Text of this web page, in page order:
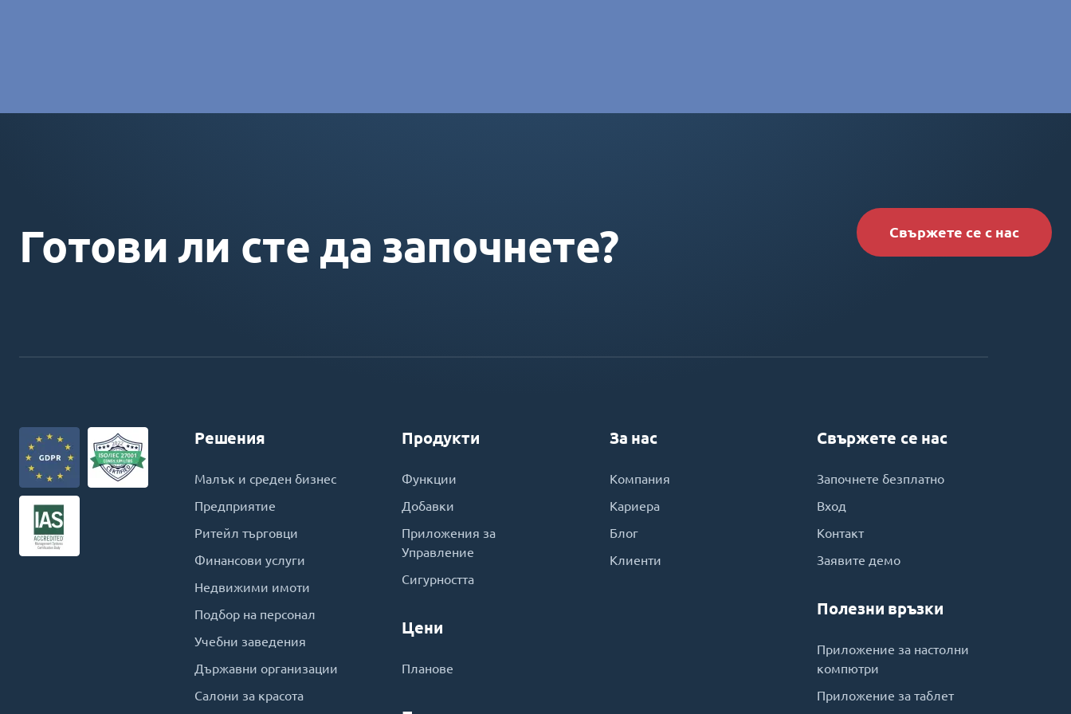
Готови ли сте да започнете? Свържете се с нас
Решения
Малък и среден бизнес
Предприятие
Ритейл търговци
Финансови услуги
Недвижими имоти
Подбор на персонал
Учебни заведения
Държавни организации
Салони за красота
Продукти
Функции
Добавки
Приложения за
Управление
Сигурността
Цени
Планове
За нас
Компания
Кариера
Блог
Клиенти
Свържете се нас
Започнете безплатно
Вход
Контакт
Заявите демо
Полезни връзки
Приложение за настолни
компютри
Приложение за таблет